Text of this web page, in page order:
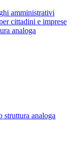
amministrativi
cittadini e imprese
analoga
analoga